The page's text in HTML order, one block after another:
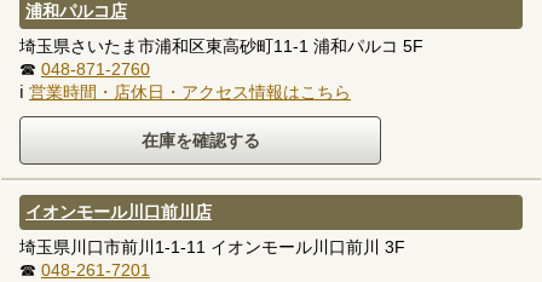
浦和パルコ店
埼玉県さいたま市浦和区東高砂町11-1 浦和パルコ 5F
☎ 048-871-2760
ℹ 営業時間・店休日・アクセス情報はこちら
イオンモール川口前川店
埼玉県川口市前川1-1-11 イオンモール川口前川 3F
☎ 048-261-7201